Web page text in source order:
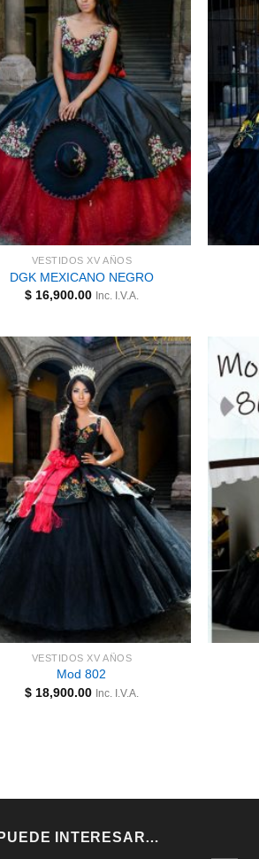
VESTIDOS XV AÑOS
DGK MEXICANO NEGRO
$16,900.00 Inc. I.V.A.
VESTIDOS XV AÑOS
Mod 802
$18,900.00 Inc. I.V.A.
INTERESAR…